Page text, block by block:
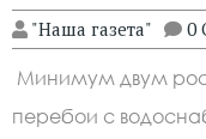
"Наша газета" 0
Минимум двум
перебои с